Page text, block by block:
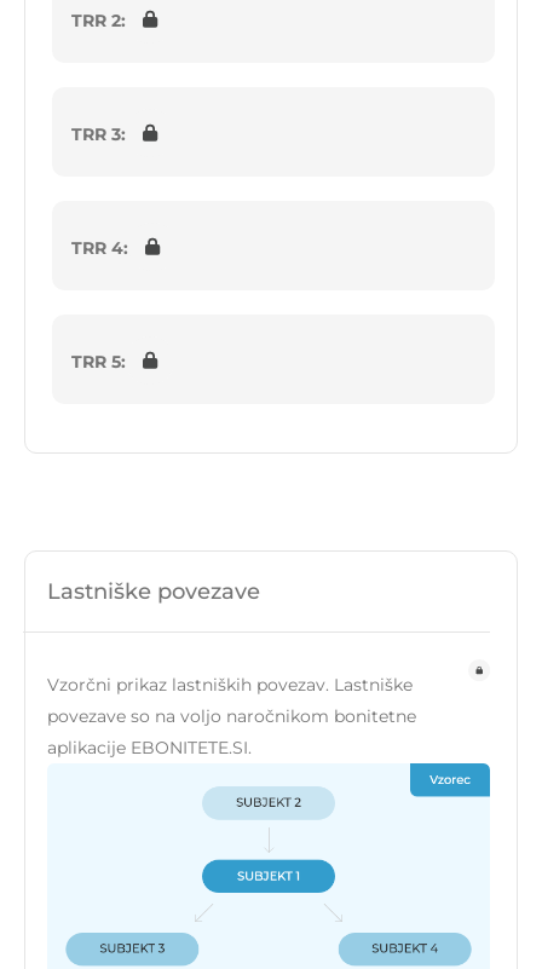
TRR 2:
TRR 3:
TRR 4:
TRR 5:
Lastniške povezave
Vzorčni prikaz lastniških povezav. Lastniške
povezave so na voljo naročnikom bonitetne
aplikacije EBONITETE.SI.